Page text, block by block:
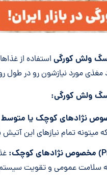
سگ ولش کورگی استفاده از
مغذی مورد نیازشون رو در طول
سگ ولش کورگی:
نژادهای کوچک یا
میتونه تمام نیازهای این
) مخصوص نژادهای کوچک:
سلامت عمومی و تقویت سیستم